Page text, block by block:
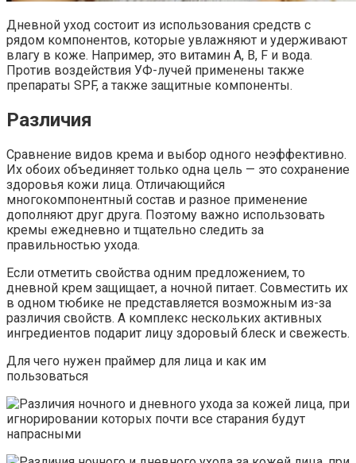
Дневной уход состоит из использования средств с
рядом компонентов, которые увлажняют и удерживают
влагу в коже. Например, это витамин А, В, F и вода.
Против воздействия УФ-лучей применены также
препараты SPF, а также защитные компоненты.
Различия
Сравнение видов крема и выбор одного неэффективно.
Их обоих объединяет только одна цель — это сохранение
здоровья кожи лица. Отличающийся
многокомпонентный состав и разное применение
дополняют друг друга. Поэтому важно использовать
кремы ежедневно и тщательно следить за
правильностью ухода.
Если отметить свойства одним предложением, то
дневной крем защищает, а ночной питает. Совместить их
в одном тюбике не представляется возможным из-за
различия свойств. А комплекс нескольких активных
ингредиентов подарит лицу здоровый блеск и свежесть.
Для чего нужен праймер для лица и как им
пользоваться